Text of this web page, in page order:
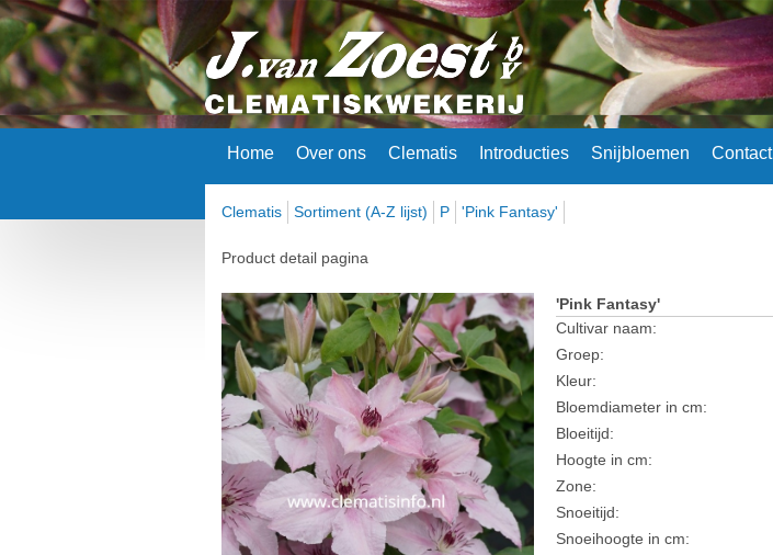
Home Over ons Clematis Introducties Snijbloemen Contact
Clematis Sortiment (A-Z lijst) P 'Pink Fantasy'
Product detail pagina
'Pink Fantasy'
Cultivar naam:
Groep:
Kleur:
Bloemdiameter in cm:
Bloeitijd:
Hoogte in cm:
Zone:
Snoeitijd:
Snoeihoogte in cm: